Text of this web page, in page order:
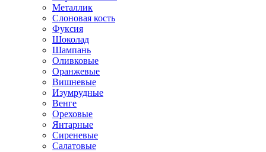
Металлик
Слоновая кость
Фуксия
Шоколад
Шампань
Оливковые
Оранжевые
Вишневые
Изумрудные
Венге
Ореховые
Янтарные
Сиреневые
Салатовые